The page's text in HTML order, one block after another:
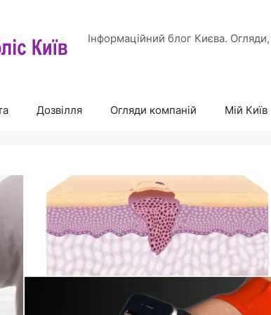
Інформаційний блог Києва.
Дозвілля Огляди компаній Мій Київ